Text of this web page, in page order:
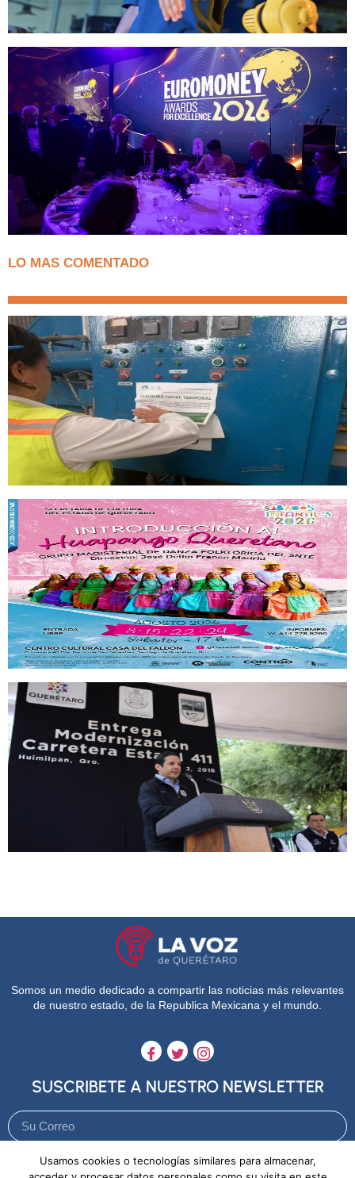
LO MAS COMENTADO
Somos un medio dedicado a compartir las noticias más relevantes
de nuestro estado, de la Republica Mexicana y el mundo.
SUSCRIBETE A NUESTRO NEWSLETTER
Enviar
Usamos cookies o tecnologías similares para almacenar,